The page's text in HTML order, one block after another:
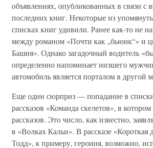
объявлениях, опубликованных в связи с
последних книг. Некоторые из
списках книг удивили. Ранее как-то не
между романом «Почти как „бьюик“» и
Башня». Однако загадочный водитель
определенно напоминает низшего
автомобиль является порталом в другой
Еще один сюрприз — попадание в
рассказов «Команда скелетов», в
рассказов. Это число, как известно,
в «Волках Кальи». В рассказе «Короткая
Тодд», к примеру, героиня, возможно,